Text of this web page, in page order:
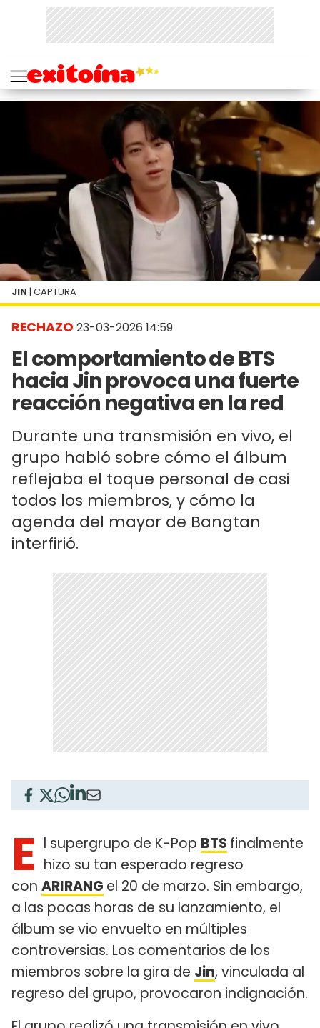
RECHAZO 23-03-2026 14:59
El comportamiento de BTS
hacia Jin provoca una fuerte
reacción negativa en la red
Durante una transmisión en vivo, el
grupo habló sobre cómo el álbum
reflejaba el toque personal de casi
todos los miembros, y cómo la
agenda del mayor de Bangtan
interfirió.
JIN | CAPTURA
E l supergrupo de K-Pop BTS finalmente
hizo su tan esperado regreso
con ARIRANG el 20 de marzo. Sin embargo,
a las pocas horas de su lanzamiento, el
álbum se vio envuelto en múltiples
controversias. Los comentarios de los
miembros sobre la gira de Jin, vinculada al
regreso del grupo, provocaron indignación.